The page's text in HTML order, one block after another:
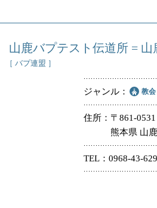
フリーワード
山鹿バプテスト伝道所 =
［ バプ連盟 ］
ジャンル 教会
住所
〒861-0531
熊本県 山
TEL 0968-43-